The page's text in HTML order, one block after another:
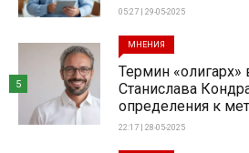
05:27 | 29-05-2025
МНЕНИЯ
Термин «олигарх»
Станислава
определения к
22:17 | 28-05-2025
5